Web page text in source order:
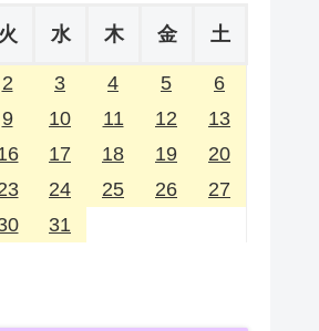
火 水 木 金 土
2 3 4 5
6
9 10 11 12
13
17 18 19
20
24 25 26
27
31